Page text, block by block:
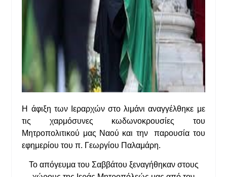
Η άφιξη των Ιεραρχών στο λιμάνι αναγγέλθηκε με
τις χαρμόσυνες κωδωνοκρουσίες του
Μητροπολιτικού μας Ναού και την παρουσία του
εφημερίου του π. Γεωργίου Παλαμάρη.
Το απόγευμα του Σαββάτου ξεναγήθηκαν στους